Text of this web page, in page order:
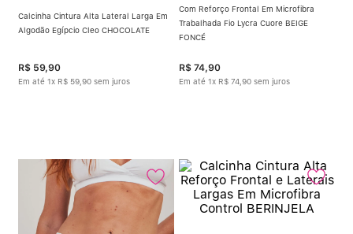
Calcinha Cintura Alta Lateral Larga Em
Algodão Egípcio Cleo CHOCOLATE
R$ 59,90
Em até 1x R$ 59 90 sem juros
Com Reforço Frontal Em Microfibra
Trabalhada Fio Lycra Cuore BEIGE
FONCÉ
R$ 74,90
Em até 1x R$ 74 90 sem juros